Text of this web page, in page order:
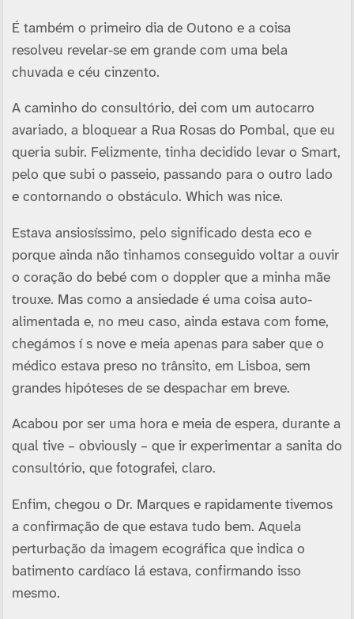
É também o primeiro dia de Outono e a coisa
resolveu revelar-se em grande com uma bela
chuvada e céu cinzento.
A caminho do consultório, dei com um autocarro
avariado, a bloquear a Rua Rosas do Pombal, que eu
queria subir. Felizmente, tinha decidido levar o Smart,
pelo que subi o passeio, passando para o outro lado
e contornando o obstáculo. Which was nice.
Estava ansiosí­ssimo, pelo significado desta eco e
porque ainda não tinhamos conseguido voltar a ouvir
o coração do bebé com o doppler que a minha mãe
trouxe. Mas como a ansiedade é uma coisa auto-
alimentada e, no meu caso, ainda estava com fome,
chegámos í s nove e meia apenas para saber que o
médico estava preso no trânsito, em Lisboa, sem
grandes hipóteses de se despachar em breve.
Acabou por ser uma hora e meia de espera, durante a
qual tive – obviously – que ir experimentar a sanita do
consultório, que fotografei, claro.
Enfim, chegou o Dr. Marques e rapidamente tivemos
a confirmação de que estava tudo bem. Aquela
perturbação da imagem ecográfica que indica o
batimento cardí­aco lá estava, confirmando isso
mesmo.